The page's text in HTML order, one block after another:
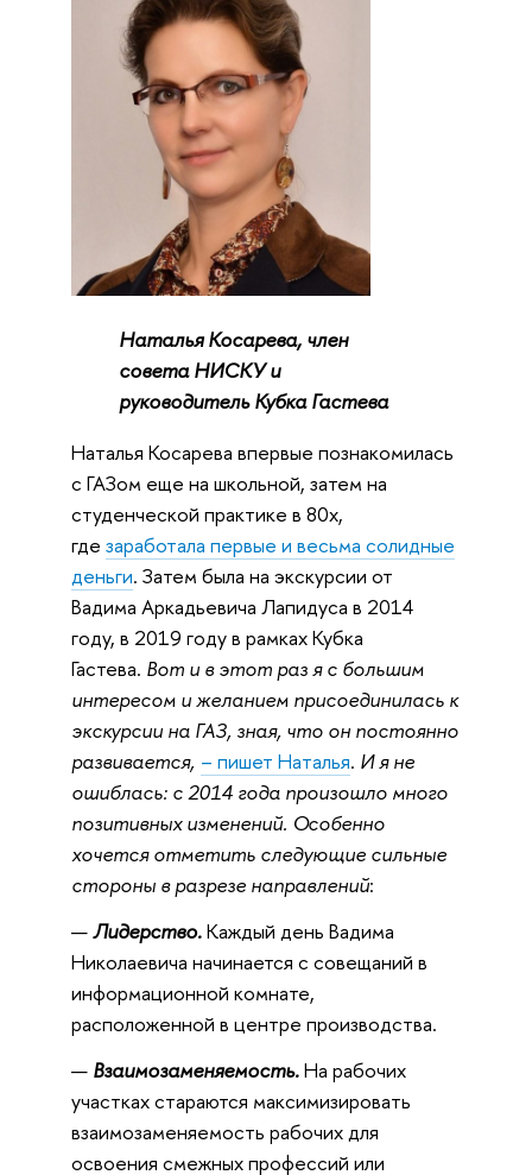
Наталья Косарева, член
совета НИСКУ и
руководитель Кубка Гастева
Наталья Косарева впервые познакомилась
с ГАЗом еще на школьной, затем на
студенческой практике в 80х,
где заработала первые и весьма солидные
деньги. Затем была на экскурсии от
Вадима Аркадьевича Лапидуса в 2014
году, в 2019 году в рамках Кубка
Гастева. Вот и в этот раз я с большим
интересом и желанием присоединилась к
экскурсии на ГАЗ, зная, что он постоянно
развивается, – пишет Наталья. И я не
ошиблась: с 2014 года произошло много
позитивных изменений. Особенно
хочется отметить следующие сильные
стороны в разрезе направлений:
Лидерство.Каждый день Вадима
Николаевича начинается с совещаний в
информационной комнате,
расположенной в центре производства.
Взаимозаменяемость.На рабочих
участках стараются максимизировать
взаимозаменяемость рабочих для
освоения смежных профессий или